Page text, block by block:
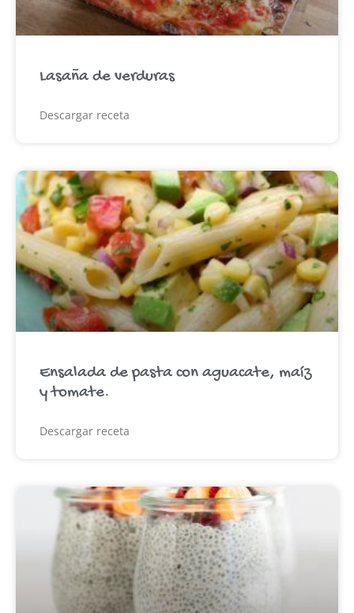
Lasaña de verduras
Descargar receta
Ensalada de pasta con aguacate, maíz
y tomate.
Descargar receta